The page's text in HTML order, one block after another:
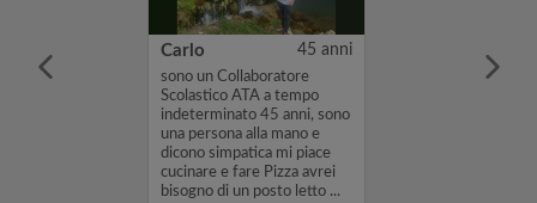
o
Carlo 45 anni
sono un Collaboratore
Scolastico ATA a tempo
indeterminato 45 anni, sono
una persona alla mano e
dicono simpatica mi piace
cucinare e fare Pizza avrei
bisogno di un posto letto ...